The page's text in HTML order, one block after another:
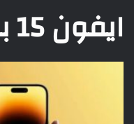
ايفون 15 برو برو ماكس